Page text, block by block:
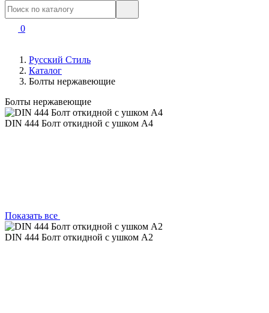
0
Русский Стиль
Каталог
Болты нержавеющие
Болты нержавеющие
DIN 444 Болт откидной с ушком A4
Показать все
DIN 444 Болт откидной с ушком A2